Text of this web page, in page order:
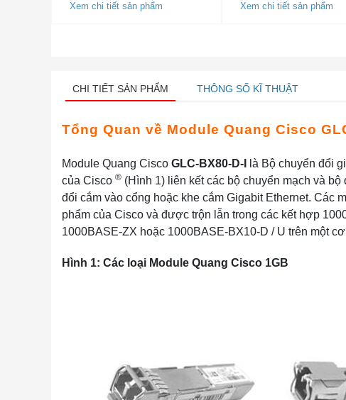
Xem chi tiết sản phẩm
Xem chi tiết sản phẩm
CHI TIẾT SẢN PHẨM THÔNG SỐ KĨ THUẬT
Tổng Quan về Module Quang Cisco
Module Quang Cisco GLC-BX80-D-I
là Bộ chuyển đổi
của Cisco ® (Hình 1) liên kết các bộ chuyển mạch và
đổi cắm vào cổng hoặc khe cắm Gigabit Ethernet. Các
phẩm của Cisco và được trộn lẫn trong các kết hợp
1000BASE-ZX hoặc 1000BASE-BX10-D / U trên một
Hình 1: Các loại Module Quang Cisco 1GB